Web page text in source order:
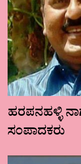
ಹರಪನಹಳ್ಳಿ
ಸಂಪಾದಕರು